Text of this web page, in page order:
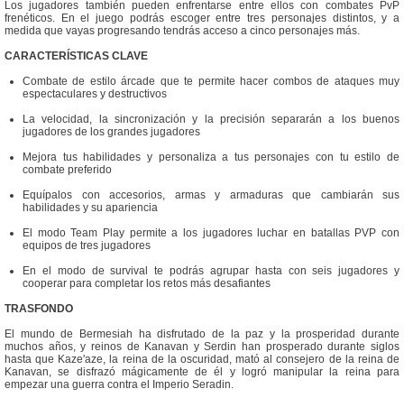
Los jugadores también pueden enfrentarse entre ellos con combates PvP
frenéticos. En el juego podrás escoger entre tres personajes distintos, y a
medida que vayas progresando tendrás acceso a cinco personajes más.
CARACTERÍSTICAS CLAVE
Combate de estilo árcade que te permite hacer combos de ataques muy
espectaculares y destructivos
La velocidad, la sincronización y la precisión separarán a los buenos
jugadores de los grandes jugadores
Mejora tus habilidades y personaliza a tus personajes con tu estilo de
combate preferido
Equípalos con accesorios, armas y armaduras que cambiarán sus
habilidades y su apariencia
El modo Team Play permite a los jugadores luchar en batallas PVP con
equipos de tres jugadores
En el modo de survival te podrás agrupar hasta con seis jugadores y
cooperar para completar los retos más desafiantes
TRASFONDO
El mundo de Bermesiah ha disfrutado de la paz y la prosperidad durante
muchos años, y reinos de Kanavan y Serdin han prosperado durante siglos
hasta que Kaze'aze, la reina de la oscuridad, mató al consejero de la reina de
Kanavan, se disfrazó mágicamente de él y logró manipular la reina para
empezar una guerra contra el Imperio Seradin.